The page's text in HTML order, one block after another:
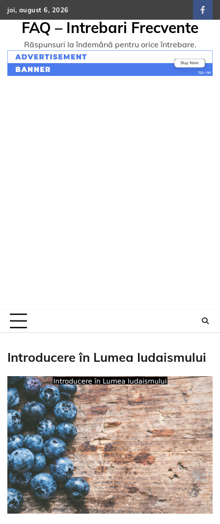
Skip
to
content
joi, august 6, 2026
FAQ – Intrebari Frecvente
Răspunsuri la îndemână pentru orice întrebare.
Introducere în Lumea Iudaismului